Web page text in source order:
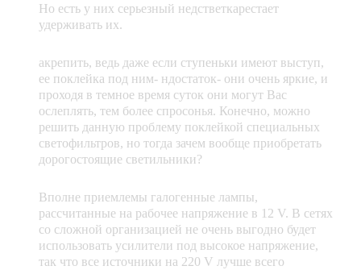
Но есть у них серьезный недстветкарестает
удерживать их.
акрепить, ведь даже если ступеньки имеют выступ,
ее поклейка под ним- ндостаток- они очень яркие, и
проходя в темное время суток они могут Вас
ослеплять, тем более спросонья. Конечно, можно
решить данную проблему поклейкой специальных
светофильтров, но тогда зачем вообще приобретать
дорогостоящие светильники?
Вполне приемлемы галогенные лампы,
рассчитанные на рабочее напряжение в 12 V. В сетях
со сложной организацией не очень выгодно будет
использовать усилители под высокое напряжение,
так что все источники на 220 V лучше всего